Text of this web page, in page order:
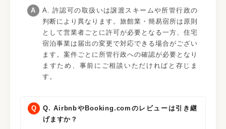
A. 許認可の取扱いは譲渡スキームや所管行政の
判断により異なります。旅館業・簡易宿所は原則
として営業者ごとに許可が必要となる一方、住宅
宿泊事業は届出の変更で対応できる場合がござい
ます。案件ごとに所管行政への確認が必要となり
ますため、事前にご相談いただければと存じま
す。
Q. AirbnbやBooking.comのレビューは引き継
げますか？